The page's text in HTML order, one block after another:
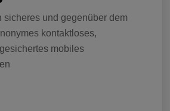
sicheres und gegenüber dem
kontaktloses,
mobiles